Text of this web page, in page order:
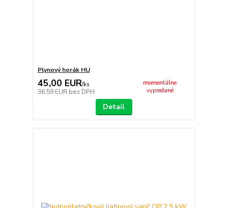
Plynový horák HU
45,00 EUR/ks
36,59 EUR bez DPH
momentálne
vypredané
Detail